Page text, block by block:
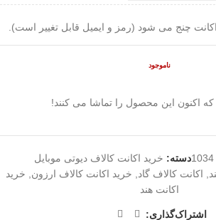
اکانت چنج می شود (رمز و ایمیل قابل تغییر است).
ناموجود
که اکنون این محصول را تماشا می کنند!
1034دسته: خرید اکانت کالاف دیوتی موبایل
, اکانت کالاف گاد, خرید اکانت کالاف ارزون, خرید
اکانت هند
اشتراک‌گذاری: